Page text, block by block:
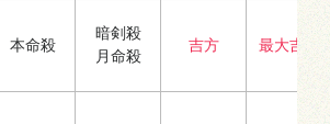
本命殺
暗剣殺
月命殺
吉方 最大吉方